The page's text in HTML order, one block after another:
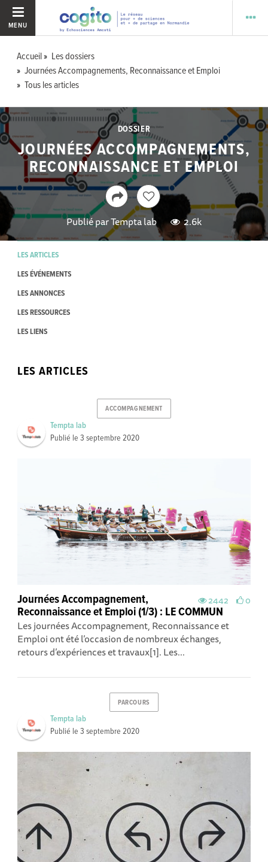
MENU
Accueil
Les dossiers
Journées Accompagnements, Reconnaissance et Emploi
Tous les articles
DOSSIER
JOURNÉES ACCOMPAGNEMENTS,
RECONNAISSANCE ET EMPLOI
Publié parTempta lab 2.6k
LES ARTICLES
LES ÉVÉNEMENTS
LES ANNONCES
LES RESSOURCES
LES LIENS
LES ARTICLES
ACCOMPAGNEMENT
Tempta lab
Publié le 3 septembre 2020
2442 0
Journées Accompagnement,
Reconnaissance et Emploi (1/3) : LE COMMUN
Les journées Accompagnement, Reconnaissance et
Emploi ont été l’occasion de nombreux échanges,
retours d’expériences et travaux[1]. Les...
PARCOURS
Tempta lab
Publié le 3 septembre 2020